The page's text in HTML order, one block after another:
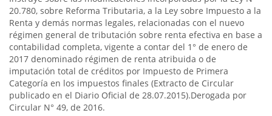
20.780, sobre Reforma Tributaria, a la Ley sobre Impuesto a la
Renta y demás normas legales, relacionadas con el nuevo
régimen general de tributación sobre renta efectiva en base a
contabilidad completa, vigente a contar del 1° de enero de
2017 denominado régimen de renta atribuida o de
imputación total de créditos por Impuesto de Primera
Categoría en los impuestos finales (Extracto de Circular
publicado en el Diario Oficial de 28.07.2015).Derogada por
Circular N° 49, de 2016.